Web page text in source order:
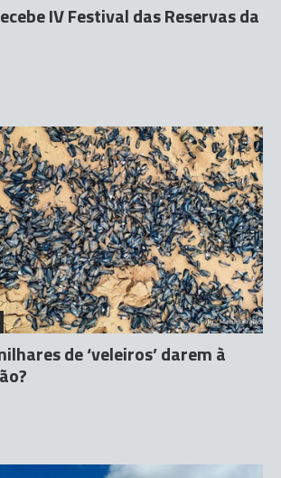
IV Festival das Reservas da
de ‘veleiros’ darem à